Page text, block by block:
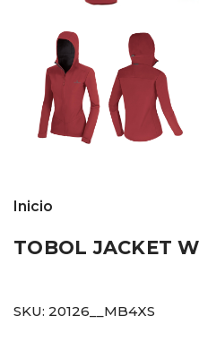
Inicio
TOBOL JACKET
SKU: 20126__MB4XS